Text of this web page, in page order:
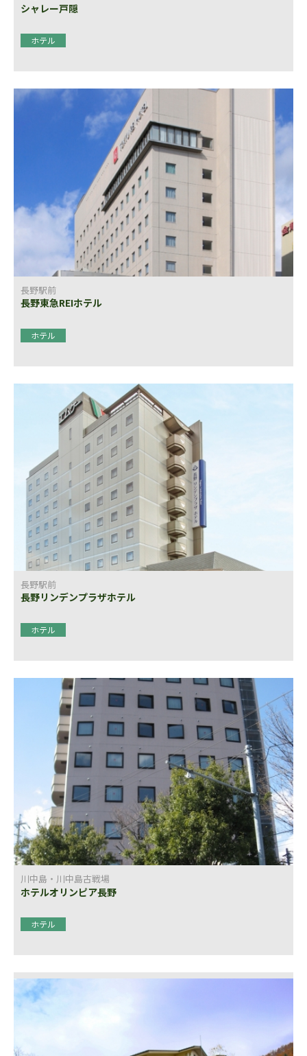
シャレー戸隠
ホテル
長野駅前
長野東急REIホテル
ホテル
長野駅前
長野リンデンプラザホテル
ホテル
川中島・川中島古戦場
ホテルオリンピア長野
ホテル